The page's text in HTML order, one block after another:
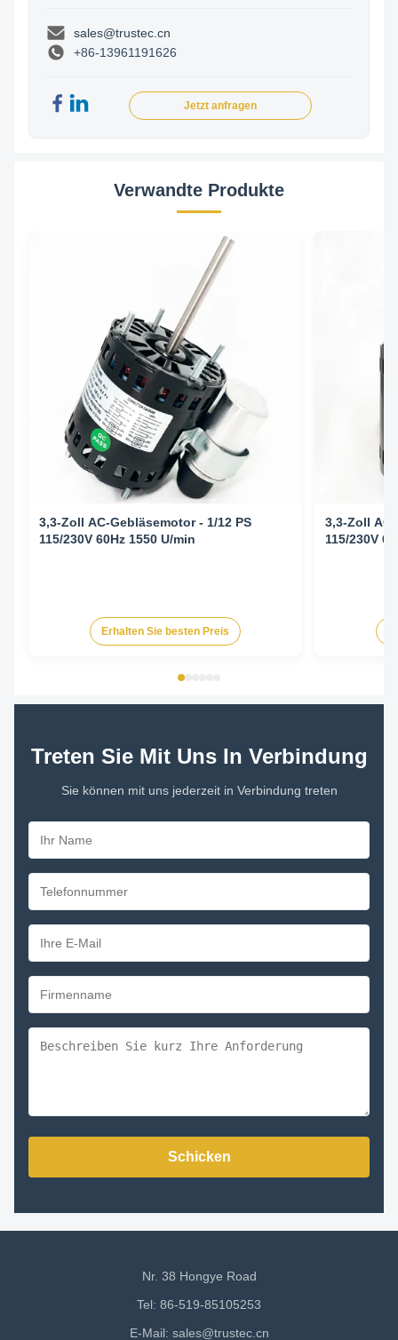
sales@trustec.cn
+86-13961191626
Jetzt anfragen
Verwandte Produkte
3,3-Zoll AC-Gebläsemotor - 1/12 PS
115/230V 60Hz 1550 U/min
Erhalten Sie besten Preis
3,3-Zoll
115/230V
Treten Sie Mit Uns In Verbindung
Sie können mit uns jederzeit in Verbindung treten
Schicken
Nr. 38 Hongye Road
Tel: 86-519-85105253
E-Mail: sales@trustec.cn